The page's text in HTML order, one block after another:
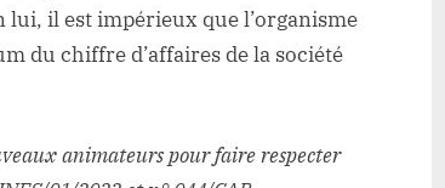
il est impérieux que l’organisme
du chiffre d’affaires de la société
animateurs pour faire respecter